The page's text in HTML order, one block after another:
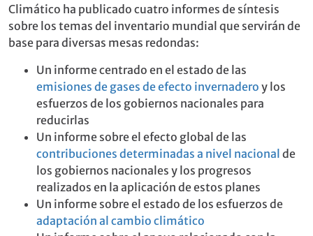
Climático ha publicado cuatro informes de síntesis
sobre los temas del inventario mundial que servirán de
base para diversas mesas redondas:
Un informe centrado en el estado de las
emisiones de gases de efecto invernadero y los
esfuerzos de los gobiernos nacionales para
reducirlas
Un informe sobre el efecto global de las
contribuciones determinadas a nivel nacional de
los gobiernos nacionales y los progresos
realizados en la aplicación de estos planes
Un informe sobre el estado de los esfuerzos de
adaptación al cambio climático